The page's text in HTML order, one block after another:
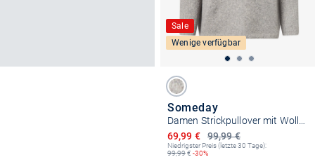
Sale
Wenige verfügbar
Someday
99,99 €
Ermäßigter Preis
69,99 €
Niedrigster Preis (letzte 30 Tage):
99,99€ -30%